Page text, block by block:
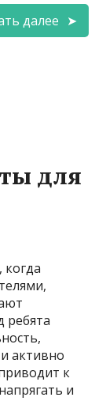
далее
для
ребята
активно
к
и